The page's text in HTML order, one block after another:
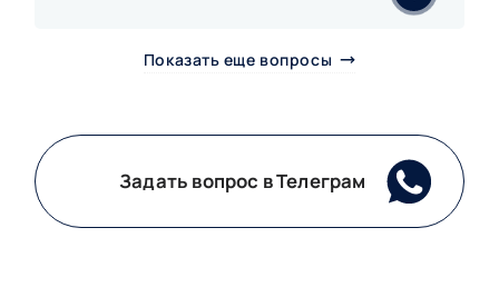
Показать еще вопросы
Задать вопрос в Телеграм